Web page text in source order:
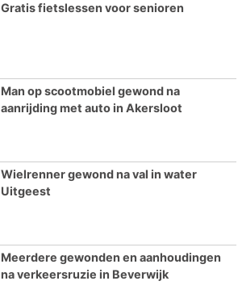
Gratis fietslessen voor senioren
Man op scootmobiel gewond na
aanrijding met auto in Akersloot
Wielrenner gewond na val in water
Uitgeest
Meerdere gewonden en aanhoudingen
na verkeersruzie in Beverwijk